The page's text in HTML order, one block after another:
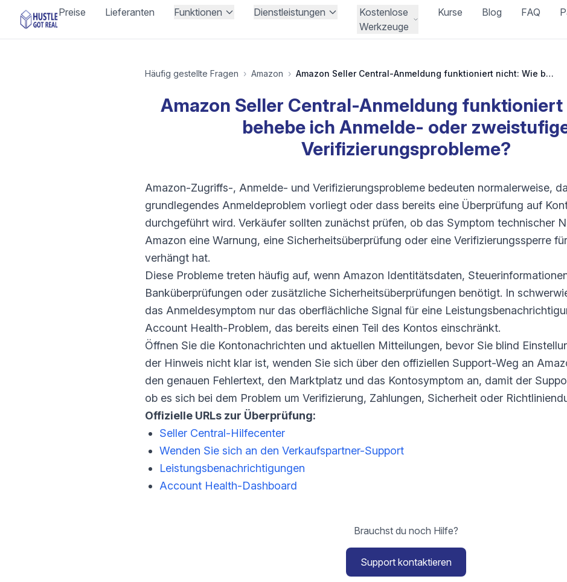
Preise Lieferanten Funktionen Dienstleistungen
Kostenlose
Werkzeuge
Kurse Blog FAQ
Häufig gestellte Fragen › Amazon › Amazon Seller Central-Anmeldung funktioniert nicht: Wie behebe ich Anmelde- oder zweistufige Verifizierungsprobleme?
Amazon Seller Central-Anmeldung funktioniert
behebe ich Anmelde- oder
Verifizierungsprobleme?
Amazon-Zugriffs-, Anmelde- und Verifizierungsprobleme bedeuten normalerweise,
grundlegendes Anmeldeproblem vorliegt oder dass bereits eine Überprüfung auf
durchgeführt wird. Verkäufer sollten zunächst prüfen, ob das Symptom technischer
Amazon eine Warnung, eine Sicherheitsüberprüfung oder eine Verifizierungssperre
verhängt hat.
Diese Probleme treten häufig auf, wenn Amazon Identitätsdaten,
Banküberprüfungen oder zusätzliche Sicherheitsüberprüfungen benötigt. In
das Anmeldesymptom nur das oberflächliche Signal für eine
Account Health-Problem, das bereits einen Teil des Kontos einschränkt.
Öffnen Sie die Kontonachrichten und aktuellen Mitteilungen, bevor Sie blind
der Hinweis nicht klar ist, wenden Sie sich über den offiziellen Support-Weg an
den genauen Fehlertext, den Marktplatz und das Kontosymptom an, damit der
ob es sich bei dem Problem um Verifizierung, Zahlungen, Sicherheit oder
Offizielle URLs zur Überprüfung:
Seller Central-Hilfecenter
Wenden Sie sich an den Verkaufspartner-Support
Leistungsbenachrichtigungen
Account Health-Dashboard
Brauchst du noch Hilfe?
Support kontaktieren